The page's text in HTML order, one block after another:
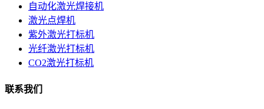
自动化激光焊接机
激光点焊机
紫外激光打标机
光纤激光打标机
CO2激光打标机
联系我们